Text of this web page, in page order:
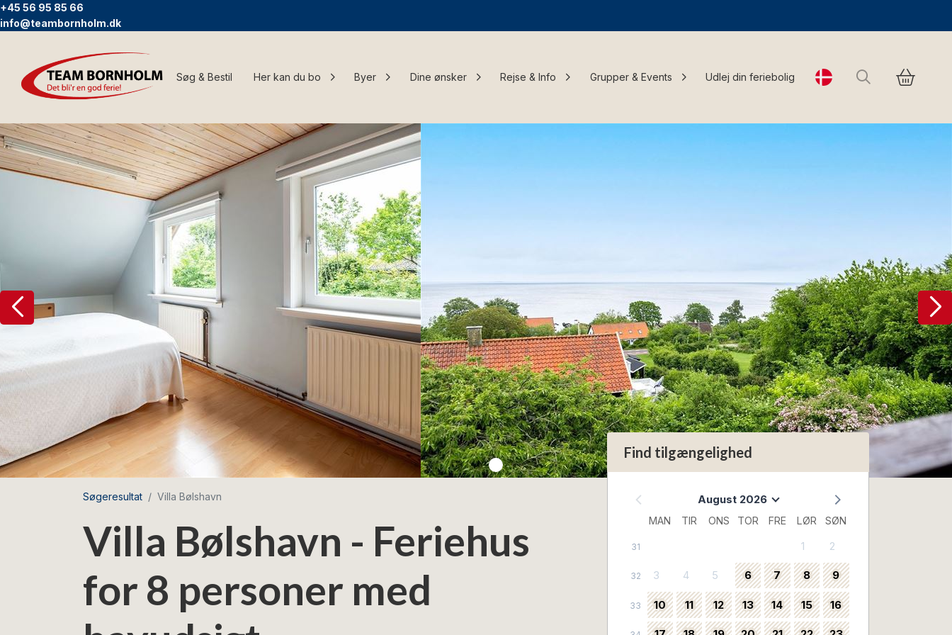
+45 56 95 85 66
info@teambornholm.dk
Søg & Bestil Her kan du bo Byer Dine ønsker Rejse & Info Grupper & Events Udlej din feriebolig Change language
Søg
Søgeresultat Villa Bølshavn
Villa Bølshavn - Feriehus
for 8 personer med
Find tilgængelighed
August 2026
MAN TIR ONS TOR FRE LØR SØN
31 1 2
32 3 4 5 6 7 8 9
33 10 11 12 13 14 15 16